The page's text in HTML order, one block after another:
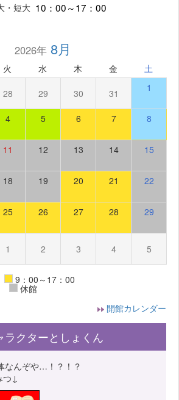
・短大 10：00～17：00
2026年8月
火 水 木 金 土
28 29 30 31 1
4 5 6 7 8
11 12 13 14 15
18 19 20 21 22
25 26 27 28 29
1 2 3 4 5
9：00～17：00
休館
開館カレンダー
ラクターとしょくん
なんぞや…！？！？
つ↓